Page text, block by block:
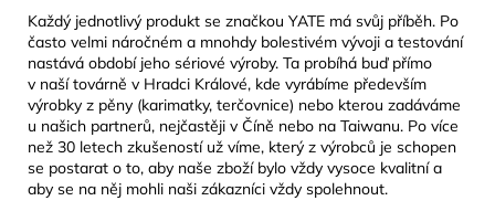
Každý jednotlivý produkt se značkou YATE má svůj příběh. Po
často velmi náročném a mnohdy bolestivém vývoji a testování
nastává období jeho sériové výroby. Ta probíhá buď přímo
v naší továrně v Hradci Králové, kde vyrábíme především
výrobky z pěny (karimatky, terčovnice) nebo kterou zadáváme
u našich partnerů, nejčastěji v Číně nebo na Taiwanu. Po více
než 30 letech zkušeností už víme, který z výrobců je schopen
se postarat o to, aby naše zboží bylo vždy vysoce kvalitní a
aby se na něj mohli naši zákazníci vždy spolehnout.